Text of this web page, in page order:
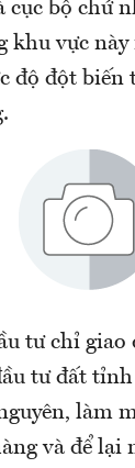
cục bộ chứ
khu vực này
độ đột biến
tư chỉ
tư đất tỉnh
làm
và để lại